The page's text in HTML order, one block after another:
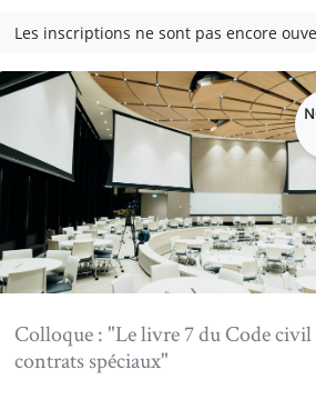
Les inscriptions ne sont pas encore
Colloque : "Le livre 7 du Code civil
contrats spéciaux"